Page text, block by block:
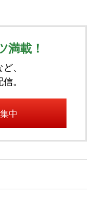
満載！
、
。
中